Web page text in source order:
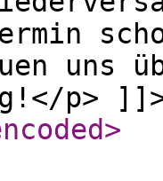
uns
p>
>